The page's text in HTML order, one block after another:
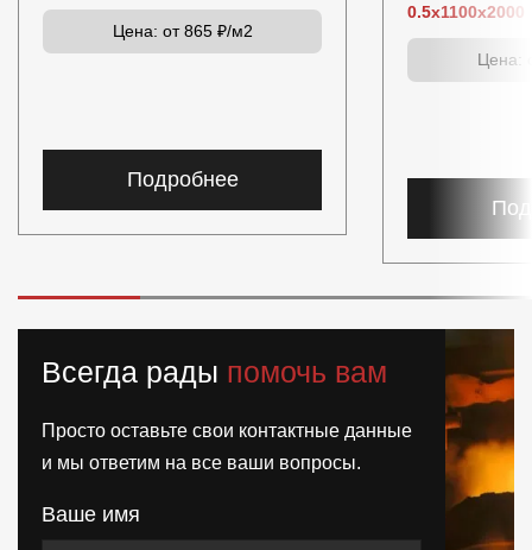
Цена: от 865 ₽/м2
Подробнее
0.5x1100x2000
Цена:
Всегда рады помочь вам
Просто оставьте свои контактные данные
и мы ответим на все ваши вопросы.
Ваше имя